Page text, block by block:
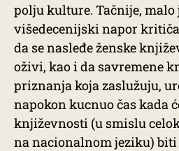
polju kulture. Tačnije, malo
višedecenijski napor
da se nasleđe ženske
oživi, kao i da savremene
priznanja koja zaslužuju,
napokon kucnuo čas kada
književnosti (u smislu
na nacionalnom jeziku) biti